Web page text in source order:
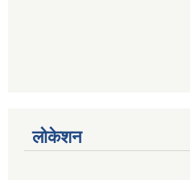
लोकेशन